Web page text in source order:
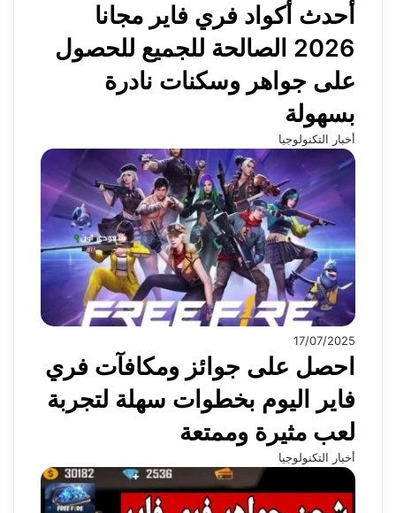
أحدث أكواد فري فاير مجانا
2026 الصالحة للجميع للحصول
على جواهر وسكنات نادرة
بسهولة
أخبار التكنولوجيا
17/07/2025
احصل على جوائز ومكافآت فري
فاير اليوم بخطوات سهلة لتجربة
لعب مثيرة وممتعة
أخبار التكنولوجيا